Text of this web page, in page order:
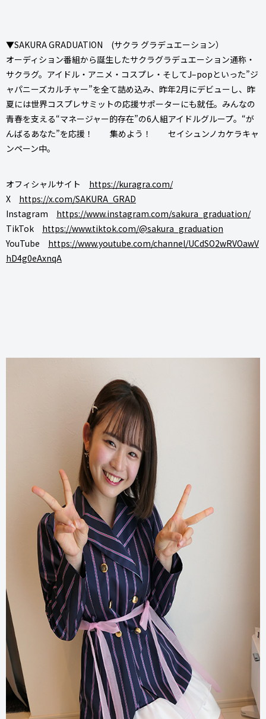
▼SAKURA GRADUATION (サクラ グラデュエーション）
オーディション番組から誕生したサクラグラデュエーション通称・
サクラグ。アイドル・アニメ・コスプレ・そしてJ–popといった”ジ
ャパニーズカルチャー”を全て詰め込み、昨年2月にデビューし、昨
夏には世界コスプレサミットの応援サポーターにも就任。みんなの
青春を支える“マネージャー的存在”の6人組アイドルグループ。“が
んばるあなた”を応援！ 集めよう！ セイシュンノカケラキャ
ンペーン中。
オフィシャルサイト https://kuragra.com/
X https://x.com/SAKURA_GRAD
Instagram https://www.instagram.com/sakura_graduation/
TikTok https://www.tiktok.com/@sakura_graduation
YouTube https://www.youtube.com/channel/UCdSO2wRVOawV
hD4g0eAxnqA